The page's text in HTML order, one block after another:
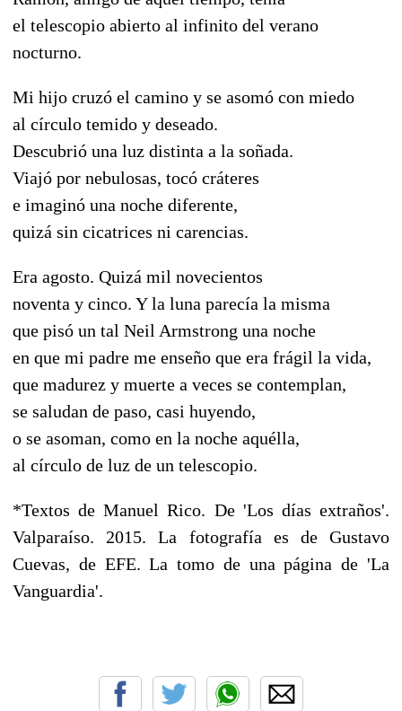
el telescopio abierto al infinito del verano
nocturno.
Mi hijo cruzó el camino y se asomó con miedo
al círculo temido y deseado.
Descubrió una luz distinta a la soñada.
Viajó por nebulosas, tocó cráteres
e imaginó una noche diferente,
quizá sin cicatrices ni carencias.
Era agosto. Quizá mil novecientos
noventa y cinco. Y la luna parecía la misma
que pisó un tal Neil Armstrong una noche
en que mi padre me enseño que era frágil la vida,
que madurez y muerte a veces se contemplan,
se saludan de paso, casi huyendo,
o se asoman, como en la noche aquélla,
al círculo de luz de un telescopio.
*Textos de Manuel Rico. De 'Los días extraños'.
Valparaíso. 2015. La fotografía es de Gustavo
Cuevas, de EFE. La tomo de una página de 'La
Vanguardia'.